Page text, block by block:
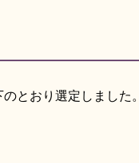
とおり選定しました。